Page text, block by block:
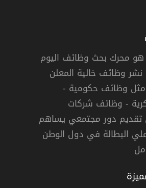
هو محرك بحث وظائف اليوم
وظائف خالية المعلن
مثل وظائف حكومية -
- وظائف شركات
دور مجتمعي يساهم
البطالة في دول الوطن